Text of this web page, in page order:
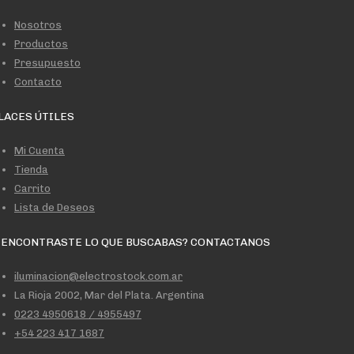
Nosotros
Productos
Presupuesto
Contacto
ÚTILES
Mi Cuenta
Tienda
Carrito
Lista de Deseos
LO QUE BUSCABAS? CONTACTANOS
iluminacion@electrostock.com.ar
La Rioja 2002, Mar del Plata. Argentina
0223 4950618 / 4955497
+54 223 417 1687